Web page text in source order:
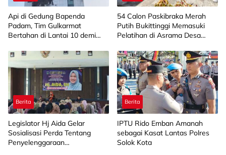
Api di Gedung Bapenda
Padam, Tim Gulkarmat
Bertahan di Lantai 10 demi
Perambatan
‎54 Calon Paskibraka Merah
Putih Bukittinggi Memasuki
Pelatihan di Asrama Desa
Berita
Legislator Hj Aida Gelar
Sosialisasi Perda Tentang
Penyelenggaraan
Berita
IPTU Rido Emban Amanah
sebagai Kasat Lantas Polres
Solok Kota